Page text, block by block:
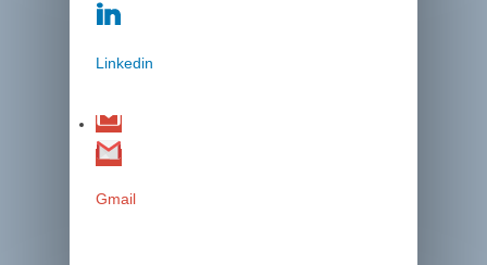
Linkedin
Gmail